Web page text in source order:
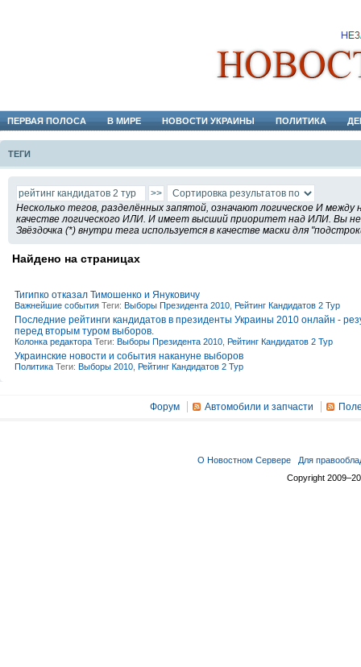
ПЕРВАЯ ПОЛОСА В МИРЕ НОВОСТИ УКРАИНЫ ПОЛИТИКА
ТЕГИ
Несколько тегов, разделённых запятой, означают логическое И
качестве логического ИЛИ. И имеет высший приоритет над ИЛИ. Вы не
Звёздочка (*) внутри тега используется в качестве маски для
Найдено на страницах
Тигипко отказал Тимошенко и Януковичу
Важнейшие события Теги: Выборы Президента 2010 Рейтинг Кандидатов 2 Тур
Последние рейтинги кандидатов в президенты Украины 2010 онлайн -
перед вторым туром выборов.
Колонка редактора Теги: Выборы Президента 2010 Рейтинг Кандидатов 2 Тур
Украинские новости и события накануне выборов
Политика Теги: Выборы 2010 Рейтинг Кандидатов 2 Тур
Форум Автомобили и запчасти
О Новостном Сервере
Для
Copyright